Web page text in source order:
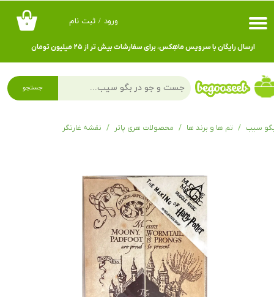
۰ ورود / ثبت نام
حساب کاربری من
تغییر گذر واژه
سفارشات
ارسال رایگان با سرویس ماهِکس، برای سفارشات بیش تر از ۲۵ میلیون تومان
جستجو
سیب تم ها و برند ها محصولات هری پاتر نقشه غارتگر